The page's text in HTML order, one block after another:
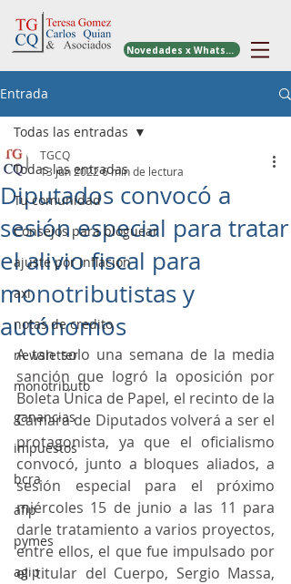
Novedades x WhatsApp
Entrada
Todas las entradas
Tu comunidad
Consejos para bloguear
ajuste por inflacion
axi
notas de credito
newsletter
monotributo
ganancias
impuestos
bcra
afip
pymes
agip
Todas las entradas
Diputados convocó a
sesión especial para tratar
el alivio fiscal para
monotributistas y
autónomos
TGCQ
13 jun 20226 min de lectura
A tan solo una semana de la media
sanción que logró la oposición por
Boleta Única de Papel, el recinto de la
Cámara de Diputados volverá a ser el
protagonista, ya que el oficialismo
convocó, junto a bloques aliados, a
sesión especial para el próximo
miércoles 15 de junio a las 11 para
darle tratamiento a varios proyectos,
entre ellos, el que fue impulsado por
el titular del Cuerpo, Sergio Massa,